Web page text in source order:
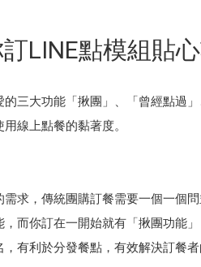
LINE點模組貼
三大功能「揪團」、「曾經點過
線上點餐的黏著度。
求，傳統團購訂餐需要一個一個
而你訂在一開始就有「揪團功能
有利於分發餐點，有效解決訂餐者